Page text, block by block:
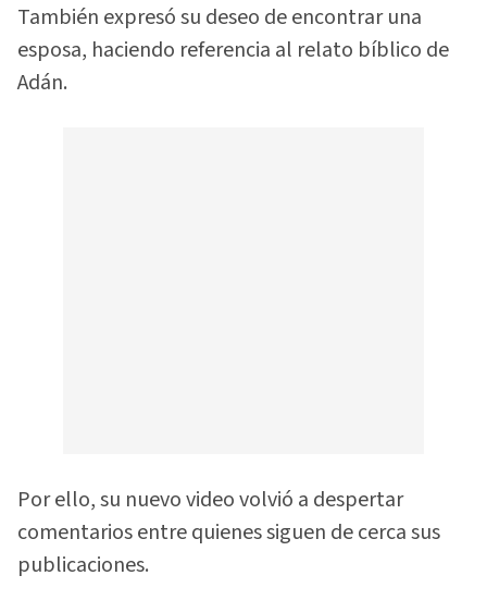
También expresó su deseo de encontrar una
esposa, haciendo referencia al relato bíblico de
Adán.
Por ello, su nuevo video volvió a despertar
comentarios entre quienes siguen de cerca sus
publicaciones.